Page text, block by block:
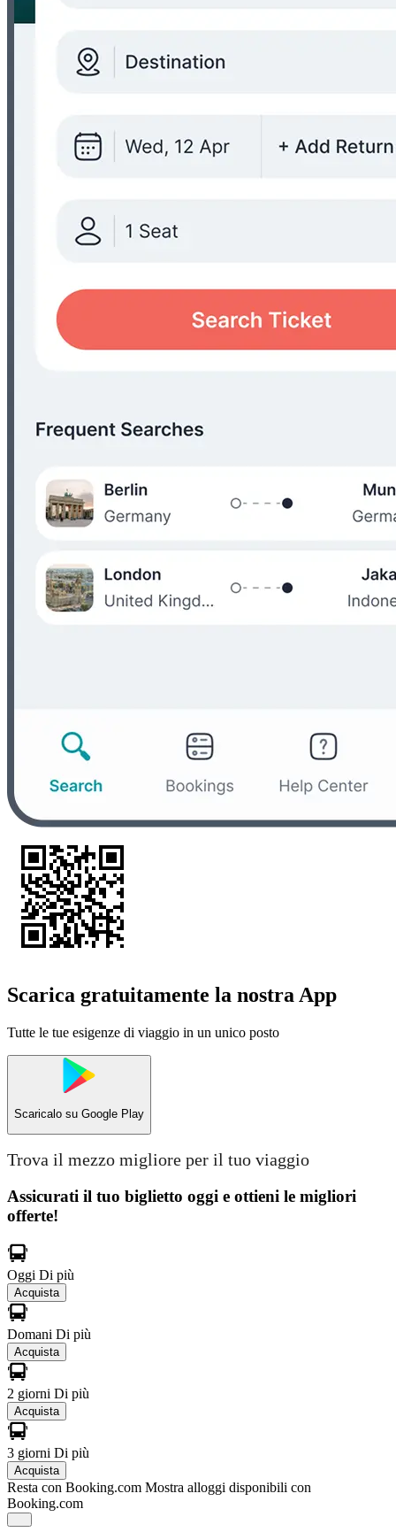
Scarica gratuitamente la nostra App
Tutte le tue esigenze di viaggio in un unico posto
Scaricalo su Google Play
Trova il mezzo migliore per il tuo viaggio
Assicurati il ​​tuo biglietto oggi e ottieni le migliori
offerte!
Oggi Di più
Acquista
Domani Di più
Acquista
2 giorni Di più
Acquista
3 giorni Di più
Acquista
Resta con Booking.com Mostra alloggi disponibili con
Booking.com